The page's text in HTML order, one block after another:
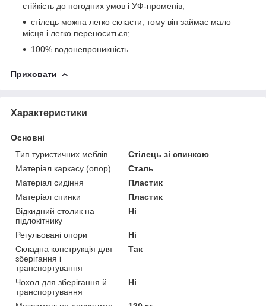
стійкість до погодних умов і УФ-променів;
стілець можна легко скласти, тому він займає мало
місця і легко переноситься;
100% водонепроникність
Приховати
Характеристики
Основні
Тип туристичних меблів
Стілець зі спинкою
Матеріал каркасу (опор)
Сталь
Матеріал сидіння
Пластик
Матеріал спинки
Пластик
Відкидний столик на
підлокітнику
Ні
Регульовані опори
Ні
Складна конструкція для
зберігання і
транспортування
Так
Чохол для зберігання й
транспортування
Ні